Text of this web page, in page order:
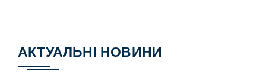
АКТУАЛЬНІ НОВИНИ